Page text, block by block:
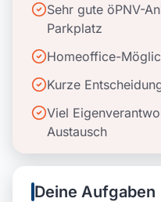
Sehr gute öPNV-
Parkplatz
Homeoffice-
Kurze
Viel
Austausch
Deine Aufgaben